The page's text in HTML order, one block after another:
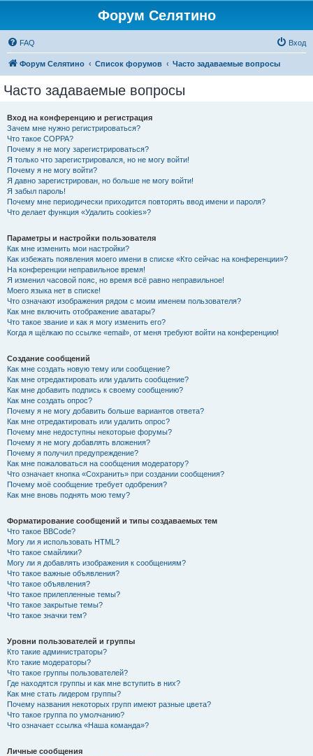
Форум Селятино
FAQ Вход
Форум Селятино Список форумов Часто задаваемые вопросы
Часто задаваемые вопросы
Вход на конференцию и регистрация
Зачем мне нужно регистрироваться?
Что такое COPPA?
Почему я не могу зарегистрироваться?
Я только что зарегистрировался, но не могу войти!
Почему я не могу войти?
Я давно зарегистрирован, но больше не могу войти!
Я забыл пароль!
Почему мне периодически приходится повторять ввод имени и пароля?
Что делает функция «Удалить cookies»?
Параметры и настройки пользователя
Как мне изменить мои настройки?
Как избежать появления моего имени в списке «Кто сейчас на конференции»?
На конференции неправильное время!
Я изменил часовой пояс, но время всё равно неправильное!
Моего языка нет в списке!
Что означают изображения рядом с моим именем пользователя?
Как мне включить отображение аватары?
Что такое звание и как я могу изменить его?
Когда я щёлкаю по ссылке «email», от меня требуют войти на конференцию!
Создание сообщений
Как мне создать новую тему или сообщение?
Как мне отредактировать или удалить сообщение?
Как мне добавить подпись к своему сообщению?
Как мне создать опрос?
Почему я не могу добавить больше вариантов ответа?
Как мне отредактировать или удалить опрос?
Почему мне недоступны некоторые форумы?
Почему я не могу добавлять вложения?
Почему я получил предупреждение?
Как мне пожаловаться на сообщения модератору?
Что означает кнопка «Сохранить» при создании сообщения?
Почему моё сообщение требует одобрения?
Как мне вновь поднять мою тему?
Форматирование сообщений и типы создаваемых тем
Что такое BBCode?
Могу ли я использовать HTML?
Что такое смайлики?
Могу ли я добавлять изображения к сообщениям?
Что такое важные объявления?
Что такое объявления?
Что такое прилепленные темы?
Что такое закрытые темы?
Что такое значки тем?
Уровни пользователей и группы
Кто такие администраторы?
Кто такие модераторы?
Что такое группы пользователей?
Где находятся группы и как мне вступить в них?
Как мне стать лидером группы?
Почему названия некоторых групп имеют разные цвета?
Что такое группа по умолчанию?
Что означает ссылка «Наша команда»?
Личные сообщения